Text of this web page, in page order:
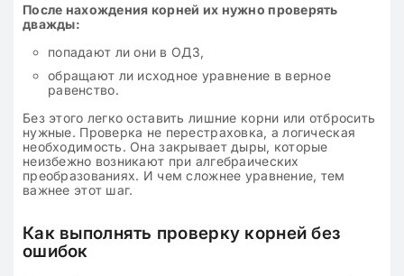
После нахождения корней их нужно проверять
дважды:
попадают ли они в ОДЗ,
обращают ли исходное уравнение в верное
равенство.
Без этого легко оставить лишние корни или отбросить
нужные. Проверка не перестраховка, а логическая
необходимость. Она закрывает дыры, которые
неизбежно возникают при алгебраических
преобразованиях. И чем сложнее уравнение, тем
важнее этот шаг.
Как выполнять проверку корней без
ошибок